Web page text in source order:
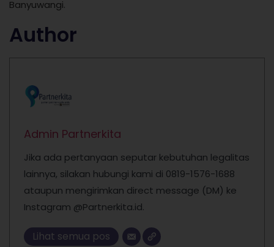
Banyuwangi.
Author
Admin Partnerkita
Jika ada pertanyaan seputar kebutuhan legalitas
lainnya, silakan hubungi kami di 0819-1576-1688
ataupun mengirimkan direct message (DM) ke
Instagram @Partnerkita.id.
Lihat semua pos